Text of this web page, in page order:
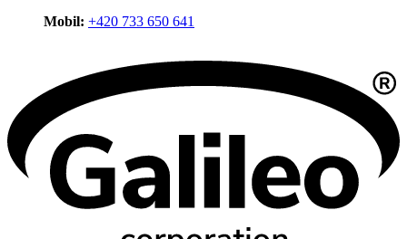
Mobil: +420 733 650 641